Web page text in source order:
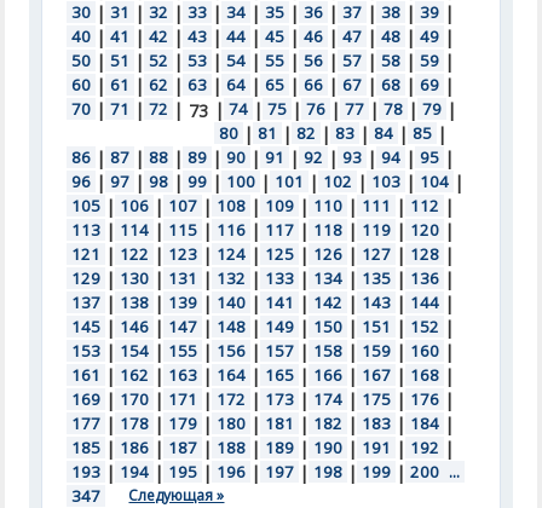
30 | 31 | 32 | 33 | 34 | 35 | 36 | 37 | 38 | 39 |
40 | 41 | 42 | 43 | 44 | 45 | 46 | 47 | 48 | 49 |
50 | 51 | 52 | 53 | 54 | 55 | 56 | 57 | 58 | 59 |
60 | 61 | 62 | 63 | 64 | 65 | 66 | 67 | 68 | 69 |
70 | 71 | 72 | 73 | 74 | 75 | 76 | 77 | 78 | 79 |
80 | 81 | 82 | 83 | 84 | 85 |
86 | 87 | 88 | 89 | 90 | 91 | 92 | 93 | 94 | 95 |
96 | 97 | 98 | 99 | 100 | 101 | 102 | 103 | 104 |
105 | 106 | 107 | 108 | 109 | 110 | 111 | 112 |
113 | 114 | 115 | 116 | 117 | 118 | 119 | 120 |
121 | 122 | 123 | 124 | 125 | 126 | 127 | 128 |
129 | 130 | 131 | 132 | 133 | 134 | 135 | 136 |
137 | 138 | 139 | 140 | 141 | 142 | 143 | 144 |
145 | 146 | 147 | 148 | 149 | 150 | 151 | 152 |
153 | 154 | 155 | 156 | 157 | 158 | 159 | 160 |
161 | 162 | 163 | 164 | 165 | 166 | 167 | 168 |
169 | 170 | 171 | 172 | 173 | 174 | 175 | 176 |
177 | 178 | 179 | 180 | 181 | 182 | 183 | 184 |
185 | 186 | 187 | 188 | 189 | 190 | 191 | 192 |
193 | 194 | 195 | 196 | 197 | 198 | 199 | 200 ...
347
Следующая »